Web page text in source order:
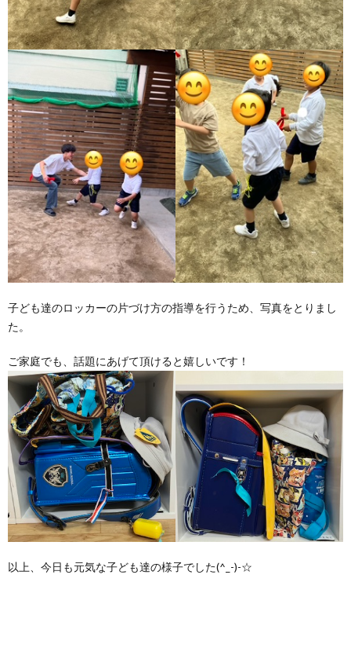
子ども達のロッカーの片づけ方の指導を行うため、写真をとりまし
た。
ご家庭でも、話題にあげて頂けると嬉しいです！
以上、今日も元気な子ども達の様子でした(^_-)-☆